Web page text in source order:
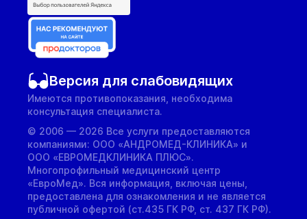
Версия для слабовидящих
Имеются противопоказания, необходима
консультация специалиста.
© 2006 — 2026 Все услуги предоставляются
компаниями: ООО «АНДРОМЕД-КЛИНИКА» и
ООО «ЕВРОМЕДКЛИНИКА ПЛЮС».
Многопрофильный медицинский центр
«ЕвроМед». Вся информация, включая цены,
предоставлена для ознакомления и не является
публичной офертой (ст.435 ГК РФ, cт. 437 ГК РФ).